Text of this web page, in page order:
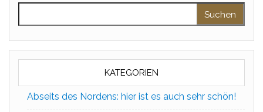
KATEGORIEN
Abseits des Nordens: hier ist es auch sehr schön!